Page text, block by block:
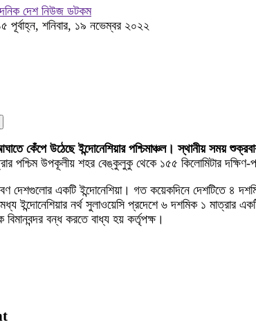
দেশ নিউজ ডটকম
শনিবার, ১৯ নভেম্বর ২০২২
কেঁপে উঠেছে ইন্দোনেশিয়ার পশ্চিমাঞ্চল। স্থানীয় সময়
পশ্চিম উপকূলীয় শহর বেঙ্কুলুকু থেকে ১৫৫ কিলোমিটার দক্ষিণ-
দেশগুলোর একটি ইন্দোনেশিয়া। গত কয়েকদিনে দেশটিতে
ইন্দোনেশিয়ার নর্থ সুলাওয়েসি প্রদেশে ৬ দশমিক ১
বন্ধ করতে বাধ্য হয় কর্তৃপক্ষ।